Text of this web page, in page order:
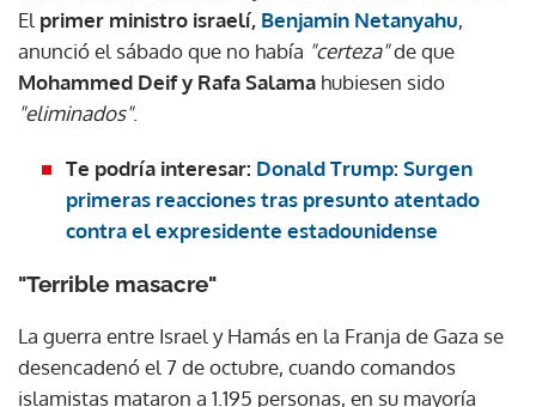
El primer ministro israelí, Benjamin Netanyahu,
anunció el sábado que no había "certeza"de que
Mohammed Deif y Rafa Salama hubiesen sido
"eliminados".
Te podría interesar: Donald Trump: Surgen
primeras reacciones tras presunto atentado
contra el expresidente estadounidense
"Terrible masacre"
La guerra entre Israel y Hamás en la Franja de Gaza se
desencadenó el 7 de octubre, cuando comandos
islamistas mataron a 1.195 personas, en su mayoría